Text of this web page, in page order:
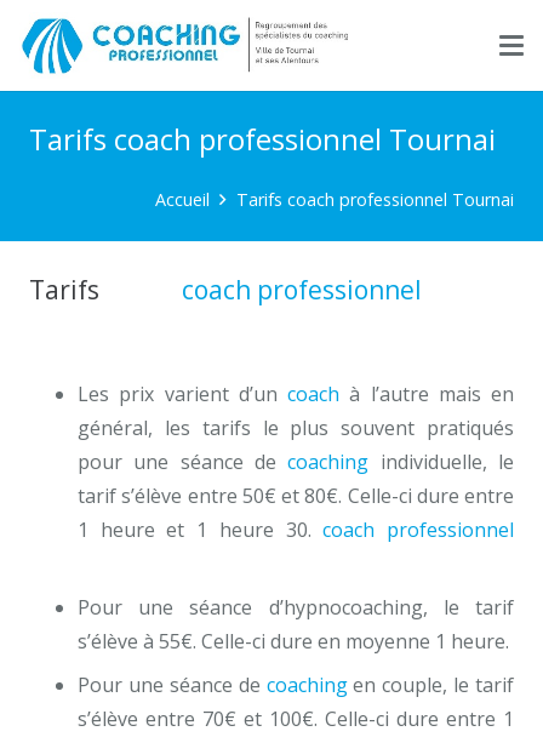
Tarifs coach professionnel Tournai
Accueil Tarifs coach professionnel Tournai
Tarifs
coach professionnel
Les prix varient d’un coach à l’autre mais en
général, les tarifs le plus souvent pratiqués
pour une séance decoaching individuelle, le
tarif s’élève entre 50€ et 80€. Celle-ci dure entre
1 heure et 1 heure 30.coach professionnel
Pour une séance d’hypnocoaching, le tarif
s’élève à 55€. Celle-ci dure en moyenne 1 heure.
Pour une séance de coachingen couple, le tarif
s’élève entre 70€ et 100€. Celle-ci dure entre 1